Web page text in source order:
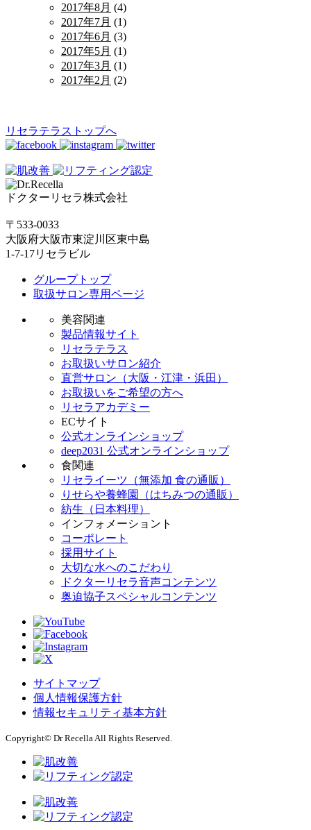
2017年8月 (4)
2017年7月 (1)
2017年6月 (3)
2017年5月 (1)
2017年3月 (1)
2017年2月 (2)
リセラテラストップへ
ドクターリセラ株式会社
〒533-0033
大阪府大阪市東淀川区東中島
1-7-17リセラビル
グループトップ
取扱サロン専用ページ
美容関連
製品情報サイト
リセラテラス
お取扱いサロン紹介
直営サロン（大阪・江津・浜田）
お取扱いをご希望の方へ
リセラアカデミー
ECサイト
公式オンラインショップ
deep2031 公式オンラインショップ
食関連
リセライーツ（無添加 食の通販）
りせらや養蜂園（はちみつの通販）
紡生（日本料理）
インフォメーショント
コーポレート
採用サイト
大切な水へのこだわり
ドクターリセラ音声コンテンツ
奥迫協子スペシャルコンテンツ
サイトマップ
個人情報保護方針
情報セキュリティ基本方針
Copyright© Dr Recella All Rights Reserved.